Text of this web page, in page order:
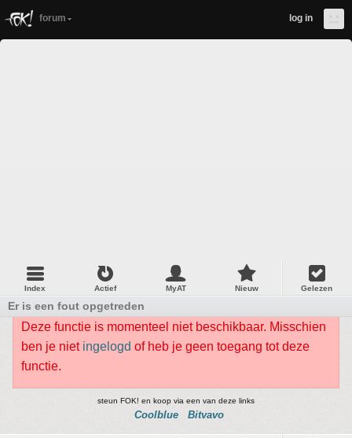
forum log in
Index Actief MyAT Nieuw Gelezen
Er is een fout opgetreden
Deze functie is momenteel niet beschikbaar. Misschien
ben je niet ingelogd of heb je geen toegang tot deze
functie.
steun FOK! en koop via een van deze links
Coolblue Bitvavo